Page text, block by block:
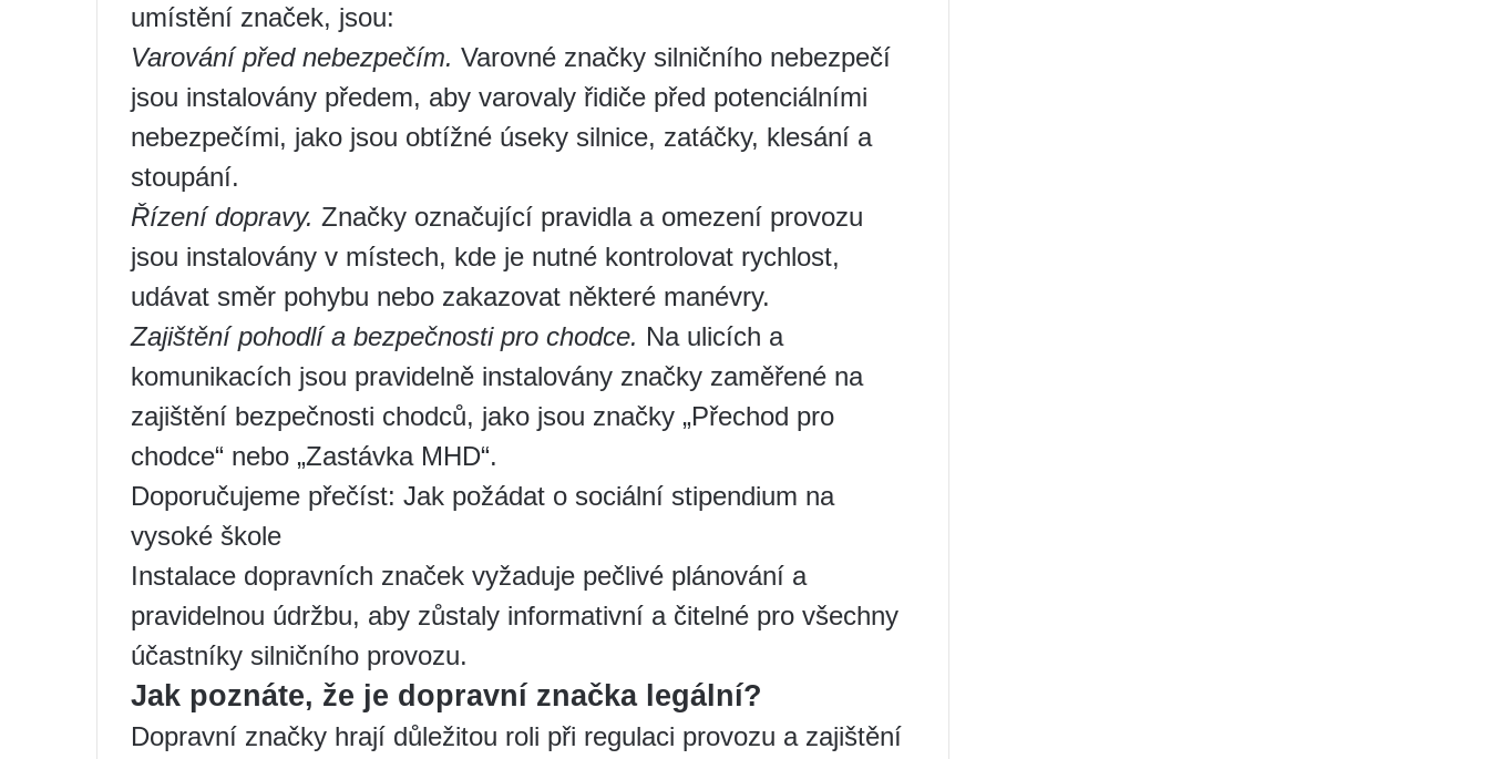
umístění značek, jsou:
Varování před nebezpečím. Varovné značky silničního nebezpečí
jsou instalovány předem, aby varovaly řidiče před potenciálními
nebezpečími, jako jsou obtížné úseky silnice, zatáčky, klesání a
stoupání.
Řízení dopravy. Značky označující pravidla a omezení provozu
jsou instalovány v místech, kde je nutné kontrolovat rychlost,
udávat směr pohybu nebo zakazovat některé manévry.
Zajištění pohodlí a bezpečnosti pro chodce. Na ulicích a
komunikacích jsou pravidelně instalovány značky zaměřené na
zajištění bezpečnosti chodců, jako jsou značky „Přechod pro
chodce“ nebo „Zastávka MHD“.
Doporučujeme přečíst: Jak požádat o sociální stipendium na
vysoké škole
Instalace dopravních značek vyžaduje pečlivé plánování a
pravidelnou údržbu, aby zůstaly informativní a čitelné pro všechny
účastníky silničního provozu.
Jak poznáte, že je dopravní značka legální?
Dopravní značky hrají důležitou roli při regulaci provozu a zajištění